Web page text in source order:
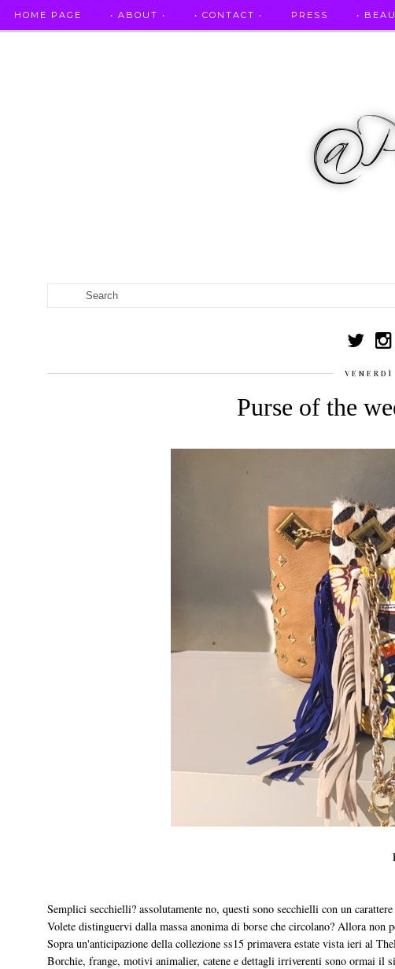
HOME PAGE • ABOUT • • CONTACT • PRESS •
Purse of the
Semplici secchielli? assolutamente no, questi sono secchielli con un
Volete distinguervi dalla massa anonima di borse che circolano? Allora non
Sopra un'anticipazione della collezione ss15 primavera estate vista ieri al
Borchie, frange, motivi animalier, catene e dettagli irriverenti sono ormai il